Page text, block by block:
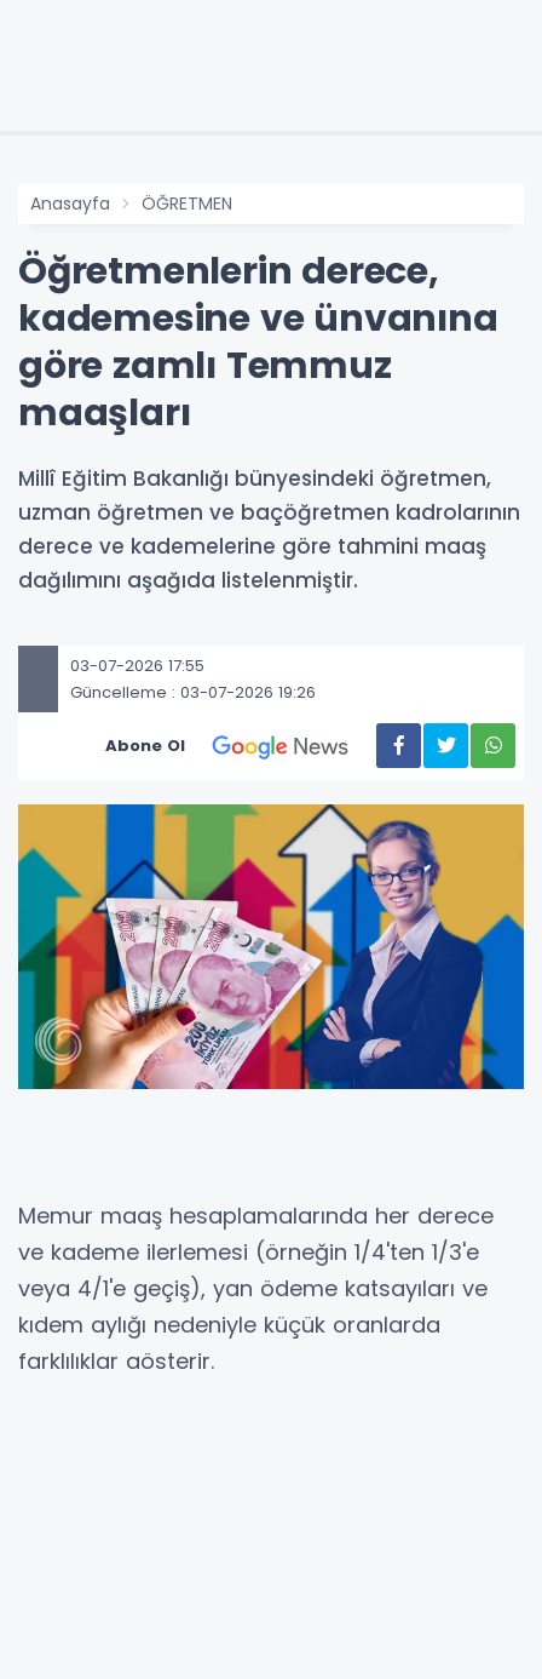
Anasayfa ÖĞRETMEN
Öğretmenlerin derece,
kademesine ve ünvanına
göre zamlı Temmuz
maaşları
Millî Eğitim Bakanlığı bünyesindeki öğretmen,
uzman öğretmen ve baçöğretmen kadrolarının
derece ve kademelerine göre tahmini maaş
dağılımını aşağıda listelenmiştir.
03-07-2026 17:55
Güncelleme : 03-07-2026 19:26
Abone Ol
Memur maaş hesaplamalarında her derece
ve kademe ilerlemesi (örneğin 1/4'ten 1/3'e
veya 4/1'e geçiş), yan ödeme katsayıları ve
kıdem aylığı nedeniyle küçük oranlarda
farklılıklar gösterir.